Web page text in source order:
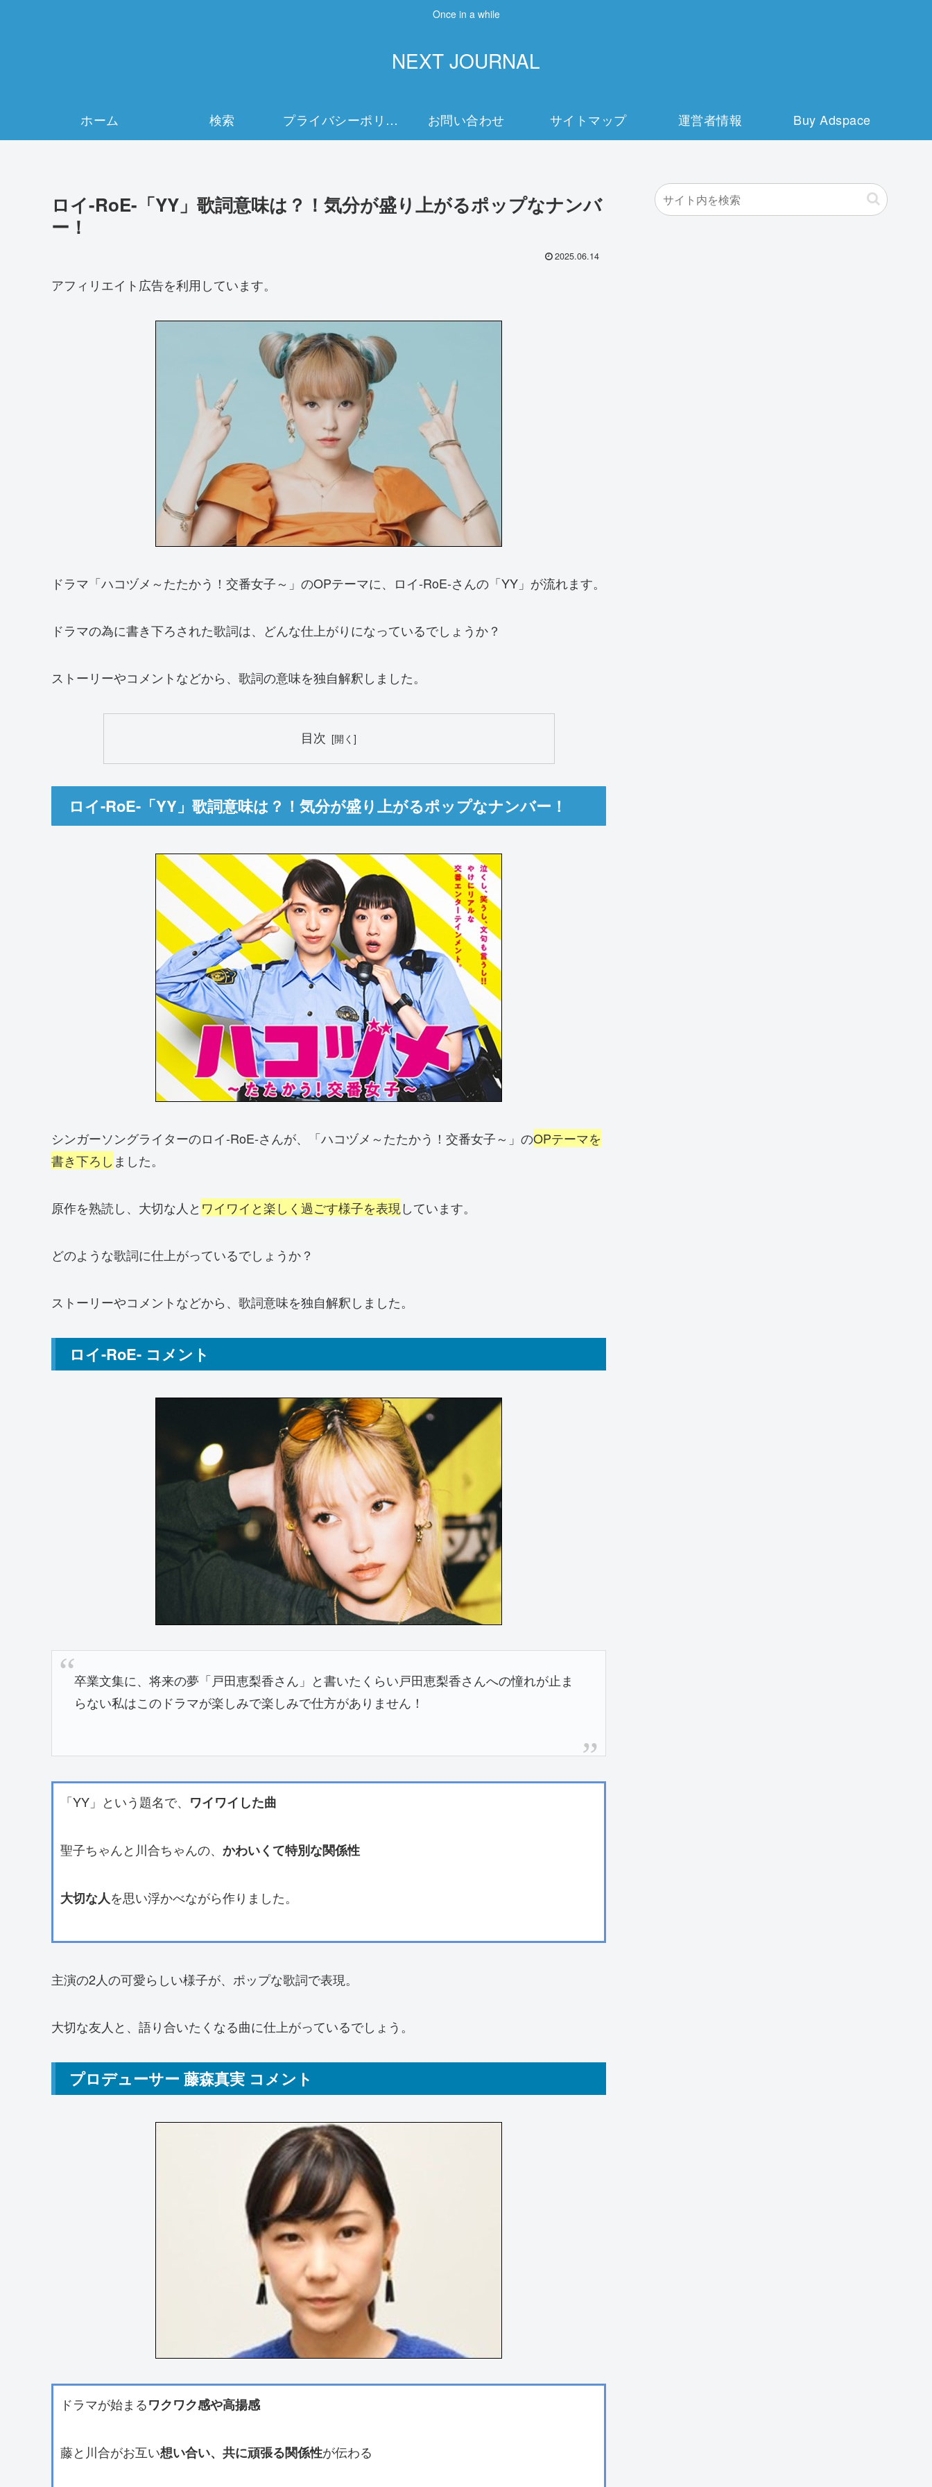
Once in a while
NEXT JOURNAL
ホーム 検索 プライバシーポリシー お問い合わせ サイトマップ 運営者情報 Buy Adspace
ロイ-RoE-「YY」歌詞意味は？！気分が盛り上がるポップなナンバ
ー！
2025.06.14
アフィリエイト広告を利用しています。
ドラマ「ハコヅメ～たたかう！交番女子～」のOPテーマに、ロイ-RoE-さんの「YY」が流れます。
ドラマの為に書き下ろされた歌詞は、どんな仕上がりになっているでしょうか？
ストーリーやコメントなどから、歌詞の意味を独自解釈しました。
目次
ロイ-RoE-「YY」歌詞意味は？！気分が盛り上がるポップなナンバー！
シンガーソングライターのロイ-RoE-さんが、「ハコヅメ～たたかう！交番女子～」のOPテーマを
書き下ろし ました。
原作を熟読し、大切な人と ワイワイと楽しく過ごす様子を表現しています。
どのような歌詞に仕上がっているでしょうか？
ストーリーやコメントなどから、歌詞意味を独自解釈しました。
ロイ-RoE- コメント
卒業文集に、将来の夢「戸田恵梨香さん」と書いたくらい戸田恵梨香さんへの憧れが止ま
らない私はこのドラマが楽しみで楽しみで仕方がありません！
「YY」という題名で、 ワイワイした曲
聖子ちゃんと川合ちゃんの、 かわいくて特別な関係性
大切な人を思い浮かべながら作りました。
主演の2人の可愛らしい様子が、ポップな歌詞で表現。
大切な友人と、語り合いたくなる曲に仕上がっているでしょう。
プロデューサー 藤森真実 コメント
ドラマが始まるワクワク感や高揚感
藤と川合がお互い想い合い、共に頑張る関係性が伝わる